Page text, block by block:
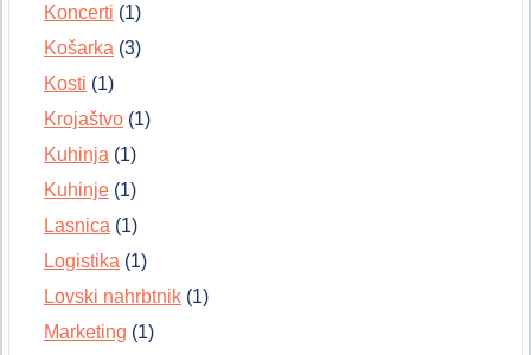
Koncerti (1)
Košarka (3)
Kosti (1)
Krojaštvo (1)
Kuhinja (1)
Kuhinje (1)
Lasnica (1)
Logistika (1)
Lovski nahrbtnik (1)
Marketing (1)